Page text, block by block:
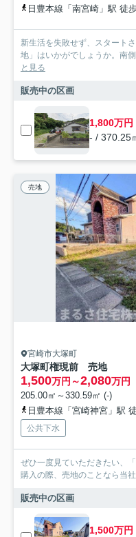
日豊本線「南宮崎」駅 徒
新生活を失敗せず、スタート
地」はいかがでしょうか。南
と見る
販売中の区画
1,800万円
- / 370.25
売地
宮崎市大塚町
大塚町権現前 売地
1,500万円～2,080万円
205.00㎡～330.59㎡ (-)
日豊本線「宮崎神宮」駅
公共下水
ぜひ一度見ていただきたい、
購入の際、売地のことなら当
販売中の区画
1,500万円